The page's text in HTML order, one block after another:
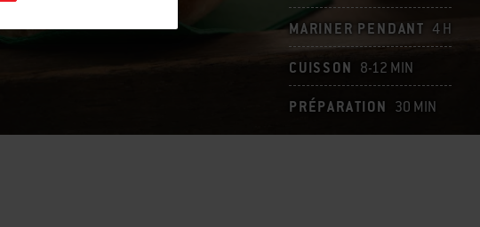
MARINER PENDANT 4 H
CUISSON 8-12 MIN
PRÉPARATION 30 MIN